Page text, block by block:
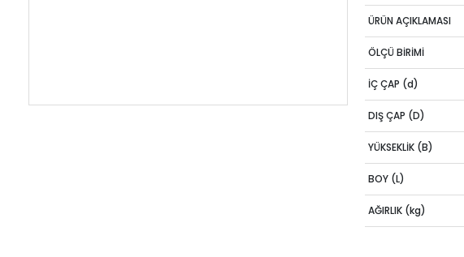
ÜRÜN AÇIKLAMASI
ÖLÇÜ BİRİMİ
İÇ ÇAP (d)
DIŞ ÇAP (D)
YÜKSEKLİK (B)
BOY (L)
AĞIRLIK (kg)